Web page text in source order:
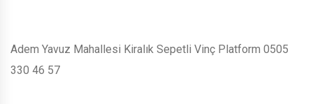
Adem Yavuz Mahallesi Kiralık Sepetli Vinç Platform 0505
330 46 57